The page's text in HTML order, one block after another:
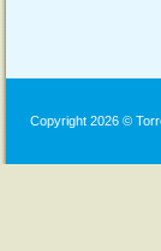
Copyright 2026 ©